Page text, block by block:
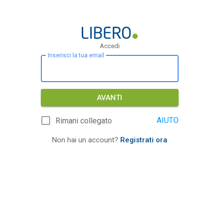
Accedi
Inserisci la tua email
AVANTI
Rimani collegato AIUTO
Non hai un account? Registrati ora